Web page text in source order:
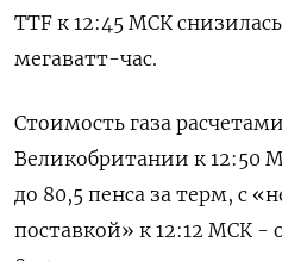
TTF к 12:45 МСК
мегаватт-час.
Стоимость газа
Великобритании к 12:50
до 80,5 пенса за терм, с
поставкой» к 12:12 МСК -